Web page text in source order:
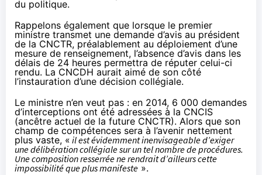
du politique.
Rappelons également que lorsque le premier
ministre transmet une demande d’avis au président
de la CNCTR, préalablement au déploiement d’une
mesure de renseignement, l’absence d’avis dans les
délais de 24 heures permettra de réputer celui-ci
rendu. La CNCDH aurait aimé de son côté
l’instauration d’une décision collégiale.
Le ministre n’en veut pas : en 2014, 6 000 demandes
d’interceptions ont été adressées à la CNCIS
(ancêtre actuel de la future CNCTR). Alors que son
champ de compétences sera à l’avenir nettement
plus vaste, « il est évidemment inenvisageable d’exiger
une délibération collégiale sur un tel nombre de procédures.
Une composition resserrée ne rendrait d’ailleurs cette
impossibilité que plus manifeste ».